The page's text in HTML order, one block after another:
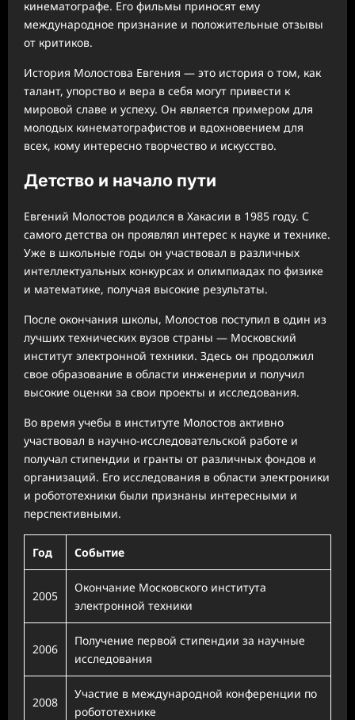
кинематографе. Его фильмы приносят ему
международное признание и положительные отзывы
от критиков.
История Молостова Евгения — это история о том, как
талант, упорство и вера в себя могут привести к
мировой славе и успеху. Он является примером для
молодых кинематографистов и вдохновением для
всех, кому интересно творчество и искусство.
Детство и начало пути
Евгений Молостов родился в Хакасии в 1985 году. С
самого детства он проявлял интерес к науке и технике.
Уже в школьные годы он участвовал в различных
интеллектуальных конкурсах и олимпиадах по физике
и математике, получая высокие результаты.
После окончания школы, Молостов поступил в один из
лучших технических вузов страны — Московский
институт электронной техники. Здесь он продолжил
свое образование в области инженерии и получил
высокие оценки за свои проекты и исследования.
Во время учебы в институте Молостов активно
участвовал в научно-исследовательской работе и
получал стипендии и гранты от различных фондов и
организаций. Его исследования в области электроники
и робототехники были признаны интересными и
перспективными.
Год Событие
2005
Окончание Московского института
электронной техники
2006
Получение первой стипендии за научные
исследования
2008
Участие в международной конференции по
робототехнике